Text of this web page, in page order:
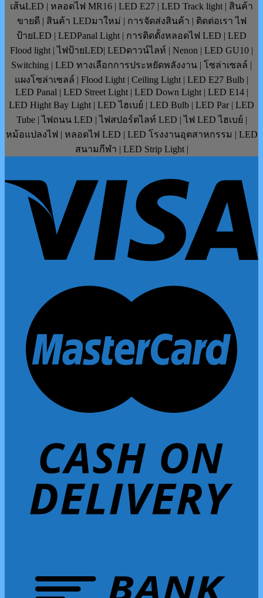
เส้นLED | หลอดไฟ MR16 | LED E27 | LED Track light | สินค้า
ขายดี | สินค้า LEDมาใหม่ | การจัดส่งสินค้า | ติดต่อเรา ไฟ
ป้ายLED | LEDPanal Light | การติดตั้งหลอดไฟ LED | LED
Flood light | ไฟป้ายLED| LEDดาวน์ไลท์ | Nenon | LED GU10 |
Switching | LED ทางเลือกการประหยัดพลังงาน | โซล่าเซลล์ |
แผงโซล่าเซลล์ | Flood Light | Ceiling Light | LED E27 Bulb |
LED Panal | LED Street Light | LED Down Light | LED E14 |
LED Hight Bay Light | LED ไฮเบย์ | LED Bulb | LED Par | LED
Tube | ไฟถนน LED | ไฟสปอร์ตไลท์ LED | ไฟ LED ไฮเบย์ |
หม้อแปลงไฟ | หลอดไฟ LED | LED โรงงานอุตสาหกรรม | LED
สนามกีฬา | LED Strip Light |